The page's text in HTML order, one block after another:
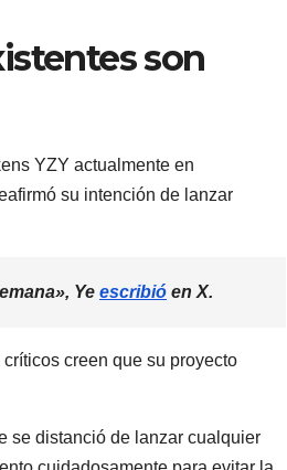
son
YZY actualmente en
su intención de lanzar
Ye escribió en X.
creen que su proyecto
se distanció de lanzar cualquier